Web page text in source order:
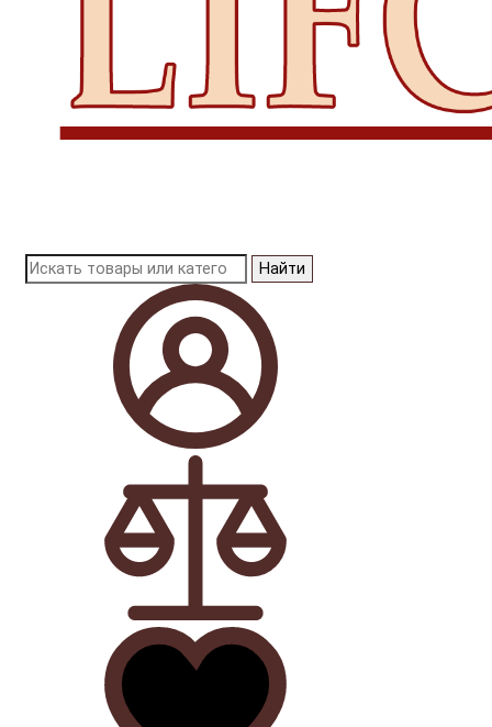
Найти